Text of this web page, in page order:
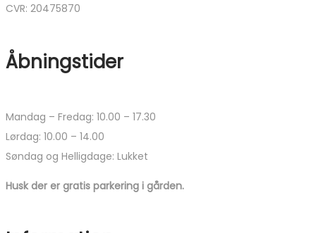
CVR: 20475870
Åbningstider
Mandag – Fredag: 10.00 – 17.30
Lørdag: 10.00 – 14.00
Søndag og Helligdage: Lukket
Husk der er gratis parkering i gården.